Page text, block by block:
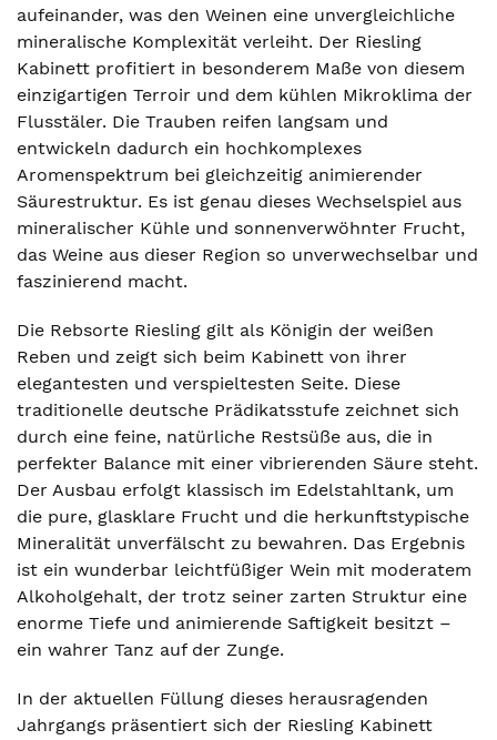
aufeinander, was den Weinen eine unvergleichliche
mineralische Komplexität verleiht. Der Riesling
Kabinett profitiert in besonderem Maße von diesem
einzigartigen Terroir und dem kühlen Mikroklima der
Flusstäler. Die Trauben reifen langsam und
entwickeln dadurch ein hochkomplexes
Aromenspektrum bei gleichzeitig animierender
Säurestruktur. Es ist genau dieses Wechselspiel aus
mineralischer Kühle und sonnenverwöhnter Frucht,
das Weine aus dieser Region so unverwechselbar und
faszinierend macht.
Die Rebsorte Riesling gilt als Königin der weißen
Reben und zeigt sich beim Kabinett von ihrer
elegantesten und verspieltesten Seite. Diese
traditionelle deutsche Prädikatsstufe zeichnet sich
durch eine feine, natürliche Restsüße aus, die in
perfekter Balance mit einer vibrierenden Säure steht.
Der Ausbau erfolgt klassisch im Edelstahltank, um
die pure, glasklare Frucht und die herkunftstypische
Mineralität unverfälscht zu bewahren. Das Ergebnis
ist ein wunderbar leichtfüßiger Wein mit moderatem
Alkoholgehalt, der trotz seiner zarten Struktur eine
enorme Tiefe und animierende Saftigkeit besitzt –
ein wahrer Tanz auf der Zunge.
In der aktuellen Füllung dieses herausragenden
Jahrgangs präsentiert sich der Riesling Kabinett